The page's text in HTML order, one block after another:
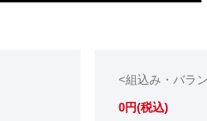
<組込み・バラ
0円(税込)